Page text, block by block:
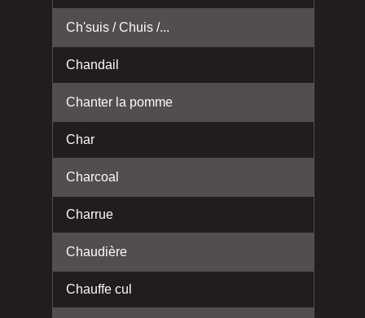
Ch'suis / Chuis /...
Chandail
Chanter la pomme
Char
Charcoal
Charrue
Chaudière
Chauffe cul